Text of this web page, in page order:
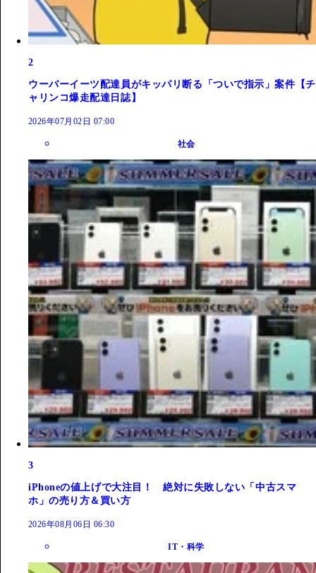
2
ウーバーイーツ配達員がキッパリ断る「ついで指示」案件【チ
ャリンコ爆走配達日誌】
2026年07月02日 07:00
社会
3
iPhoneの値上げで大注目！ 絶対に失敗しない「中古スマ
ホ」の売り方＆買い方
2026年08月06日 06:30
IT・科学